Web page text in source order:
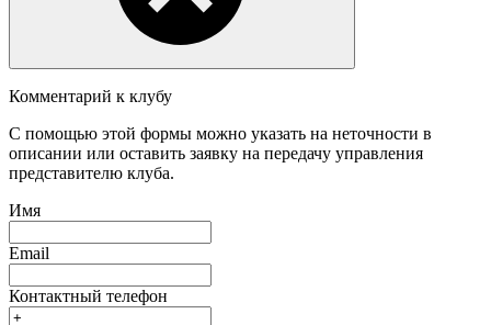
Комментарий к клубу
С помощью этой формы можно указать на неточности в
описании или оставить заявку на передачу управления
представителю клуба.
Имя
Email
Контактный телефон